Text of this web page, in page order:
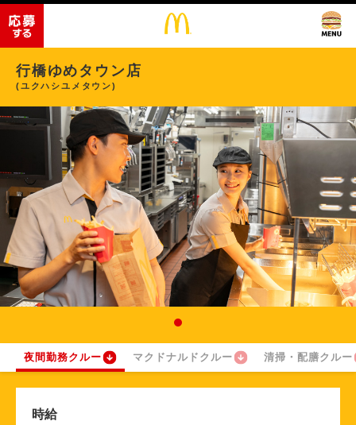
行橋ゆめタウン店
(ユクハシユメタウン)
夜間勤務クルー マクドナルドクルー 清掃・配膳クルー
時給